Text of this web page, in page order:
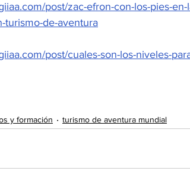
post/zac-efron-con-los-pies-
turismo-de-aventura
post/cuales-son-los-niveles-
y formación turismo de aventura mundial